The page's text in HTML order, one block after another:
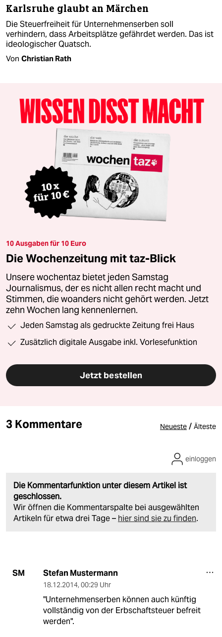
Karlsruhe glaubt an Märchen
Die Steuerfreiheit für Unternehmenserben soll
verhindern, dass Arbeitsplätze gefährdet werden. Das ist
ideologischer Quatsch.
Von Christian Rath
10 Ausgaben für 10 Euro
Die Wochenzeitung mit taz-Blick
Unsere wochentaz bietet jeden Samstag
Journalismus, der es nicht allen recht macht und
Stimmen, die woanders nicht gehört werden. Jetzt
zehn Wochen lang kennenlernen.
Jeden Samstag als gedruckte Zeitung frei Haus
Zusätzlich digitale Ausgabe inkl. Vorlesefunktion
Jetzt bestellen
3 Kommentare Neueste / Älteste
Die Kommentarfunktion unter diesem Artikel ist
geschlossen.
Wir öffnen die Kommentarspalte bei ausgewählten
Artikeln für etwa drei Tage – hier sind sie zu finden.
einloggen
SM Stefan Mustermann
18.12.2014, 00:29 Uhr
"Unternehmenserben können auch künftig
vollständig von der Erbschaftsteuer befreit
werden".